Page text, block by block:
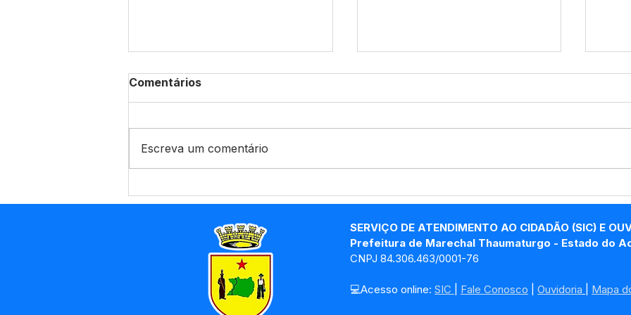
Thaumaturgo, realiza
ações de conscientização
em zona rural na Vila
Restauração com
atividades em alusão ao
Dia Mundial de Combate
ao Trabalho Infantil,
celebrado em 12 de junho
reforça proteção às
em Marechal
Thaumaturgo
Comentários
Escreva um comentário
SERVIÇO DE ATENDIMENTO AO CIDADÃO (SIC) E
Prefeitura de Marechal Thaumaturgo - Estado do
CNPJ 84.306.463/0001-76
💻Acesso online: SIC Fale Conosco Ouvidoria Mapa